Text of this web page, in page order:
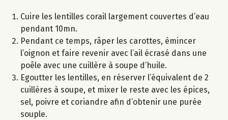
Cuire les lentilles corail largement couvertes d’eau
pendant 10mn.
Pendant ce temps, râper les carottes, émincer
l’oignon et faire revenir avec l’ail écrasé dans une
poêle avec une cuillère à soupe d’huile.
Egoutter les lentilles, en réserver l’équivalent de 2
cuillères à soupe, et mixer le reste avec les épices,
sel, poivre et coriandre afin d’obtenir une purée
souple.